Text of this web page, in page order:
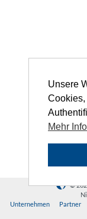
Unsere
Cookies,
Mehr
©
Unternehmen
Partner